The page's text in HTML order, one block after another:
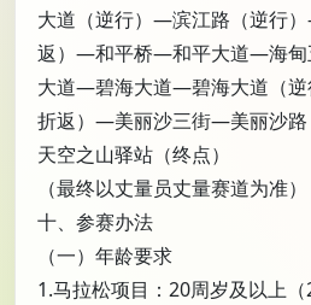
大道（逆行）—滨江路（逆行
返）—和平桥—和平大道—海甸
大道—碧海大道—碧海大道（
折返）—美丽沙三街—美丽沙
天空之山驿站（终点）
（最终以丈量员丈量赛道为准）
十、参赛办法
（一）年龄要求
1.马拉松项目：20周岁及以上